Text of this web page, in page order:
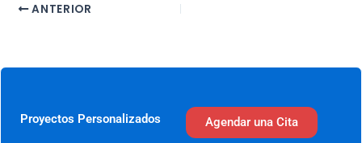
ANTERIOR
Proyectos Personalizados Agendar una Cita